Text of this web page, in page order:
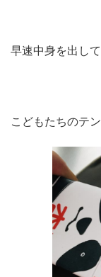
早速中身を出して
こどもたちのテ